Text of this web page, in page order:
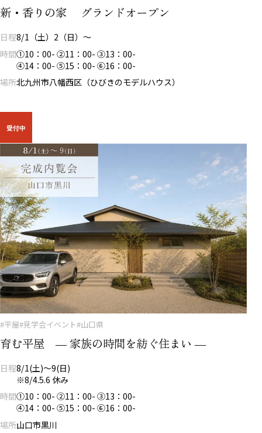
新・香りの家 グランドオープン
日程8/1（土）2（日）～
時間①10：00- ②11：00- ③13：00-
④14：00- ⑤15：00- ⑥16：00-
場所北九州市八幡西区（ひびきのモデルハウス）
受付中
#平屋#見学会イベント#山口県
育む平屋 ― 家族の時間を紡ぐ住まい ―
日程8/1(土)～9(日)
※8/4.5.6 休み
時間①10：00- ②11：00- ③13：00-
④14：00- ⑤15：00- ⑥16：00-
場所山口市黒川